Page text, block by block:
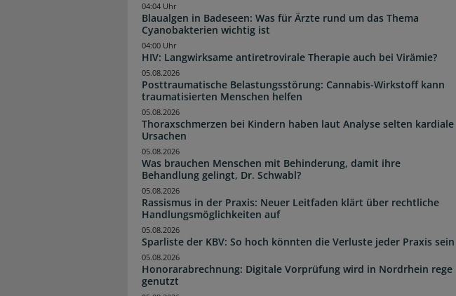
Blaualgen in Badeseen: Was für Ärzte rund um das Thema
Cyanobakterien wichtig ist
04:04 Uhr
HIV: Langwirksame antiretrovirale Therapie auch bei Virämie?
04:00 Uhr
Posttraumatische Belastungsstörung: Cannabis-Wirkstoff kann
traumatisierten Menschen helfen
05.08.2026
Thoraxschmerzen bei Kindern haben laut Analyse selten kardiale
Ursachen
05.08.2026
Was brauchen Menschen mit Behinderung, damit ihre
Behandlung gelingt, Dr. Schwabl?
05.08.2026
Rassismus in der Praxis: Neuer Leitfaden klärt über rechtliche
Handlungsmöglichkeiten auf
05.08.2026
Sparliste der KBV: So hoch könnten die Verluste jeder Praxis sein
05.08.2026
Honorarabrechnung: Digitale Vorprüfung wird in Nordrhein rege
genutzt
05.08.2026